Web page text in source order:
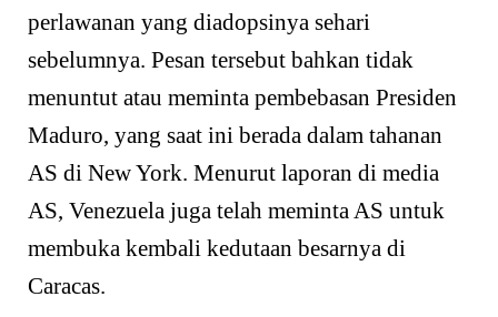
perlawanan yang diadopsinya sehari
sebelumnya. Pesan tersebut bahkan tidak
menuntut atau meminta pembebasan Presiden
Maduro, yang saat ini berada dalam tahanan
AS di New York. Menurut laporan di media
AS, Venezuela juga telah meminta AS untuk
membuka kembali kedutaan besarnya di
Caracas.